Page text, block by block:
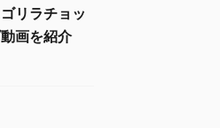
リラチョッ
画を紹介